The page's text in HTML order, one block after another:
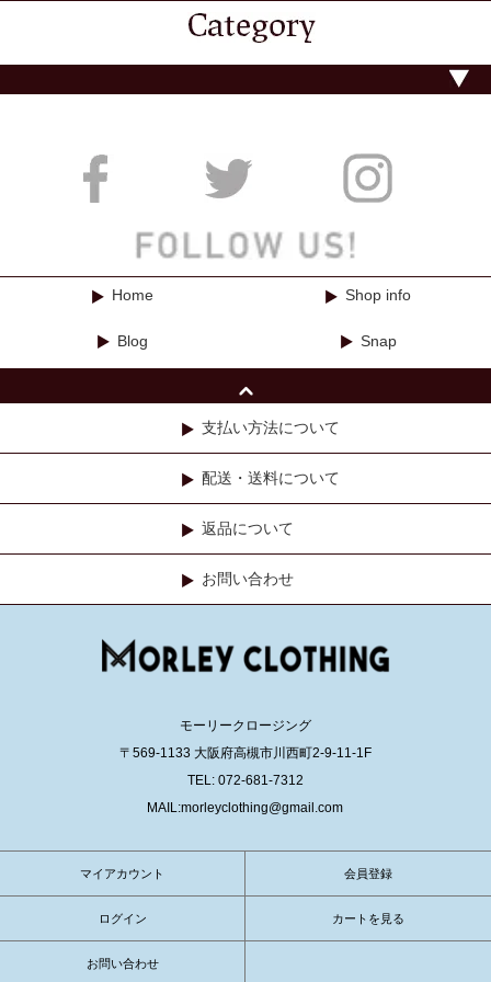
Home Shop info
Blog Snap
支払い方法について
配送・送料について
返品について
お問い合わせ
モーリークロージング
〒569-1133 大阪府高槻市川西町2-9-11-1F
TEL: 072-681-7312
MAIL:morleyclothing@gmail.com
マイアカウント 会員登録
ログイン カートを見る
お問い合わせ